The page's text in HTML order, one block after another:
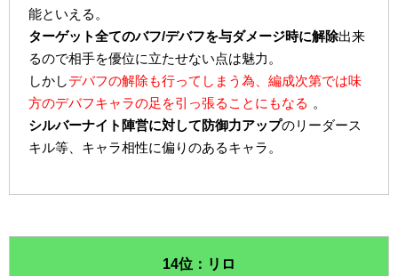
能といえる。
ターゲット全てのバフ/デバフを与ダメージ時に解除出来
るので相手を優位に立たせない点は魅力。
しかしデバフの解除も行ってしまう為、編成次第では味
方のデバフキャラの足を引っ張ることにもなる 。
シルバーナイト陣営に対して防御力アップのリーダース
キル等、キャラ相性に偏りのあるキャラ。
14位：リロ